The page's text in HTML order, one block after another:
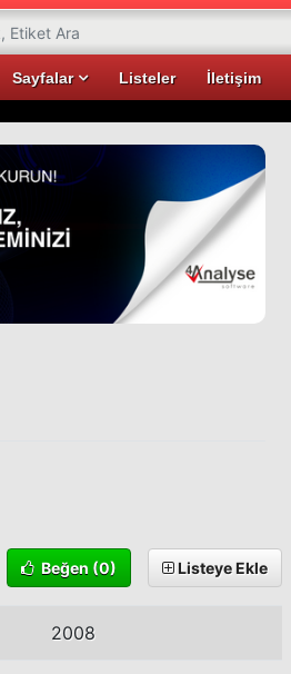
Sayfalar Listeler İletişim
Beğen (0) Listeye Ekle
2008